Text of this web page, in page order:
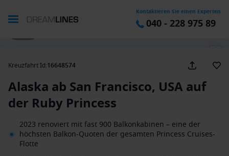
Kontaktieren Sie einen Experten
040 - 228 975 89
Kreuzfahrt Id:16648574
Alaska ab San Francisco, USA auf
der Ruby Princess
2023 renoviert mit fast 900 Balkonkabinen – eine der
höchsten Balkon-Quoten der gesamten Princess Cruises-
Flotte